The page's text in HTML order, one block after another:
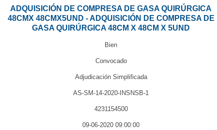
ADQUISICIÓN DE COMPRESA DE GASA QUIRÚRGICA
48CMX 48CMX5UND - ADQUISICIÓN DE COMPRESA DE
GASA QUIRÚRGICA 48CM X 48CM X 5UND
Bien
Convocado
Adjudicación Simplificada
AS-SM-14-2020-INSNSB-1
4231154500
09-06-2020 09:00:00